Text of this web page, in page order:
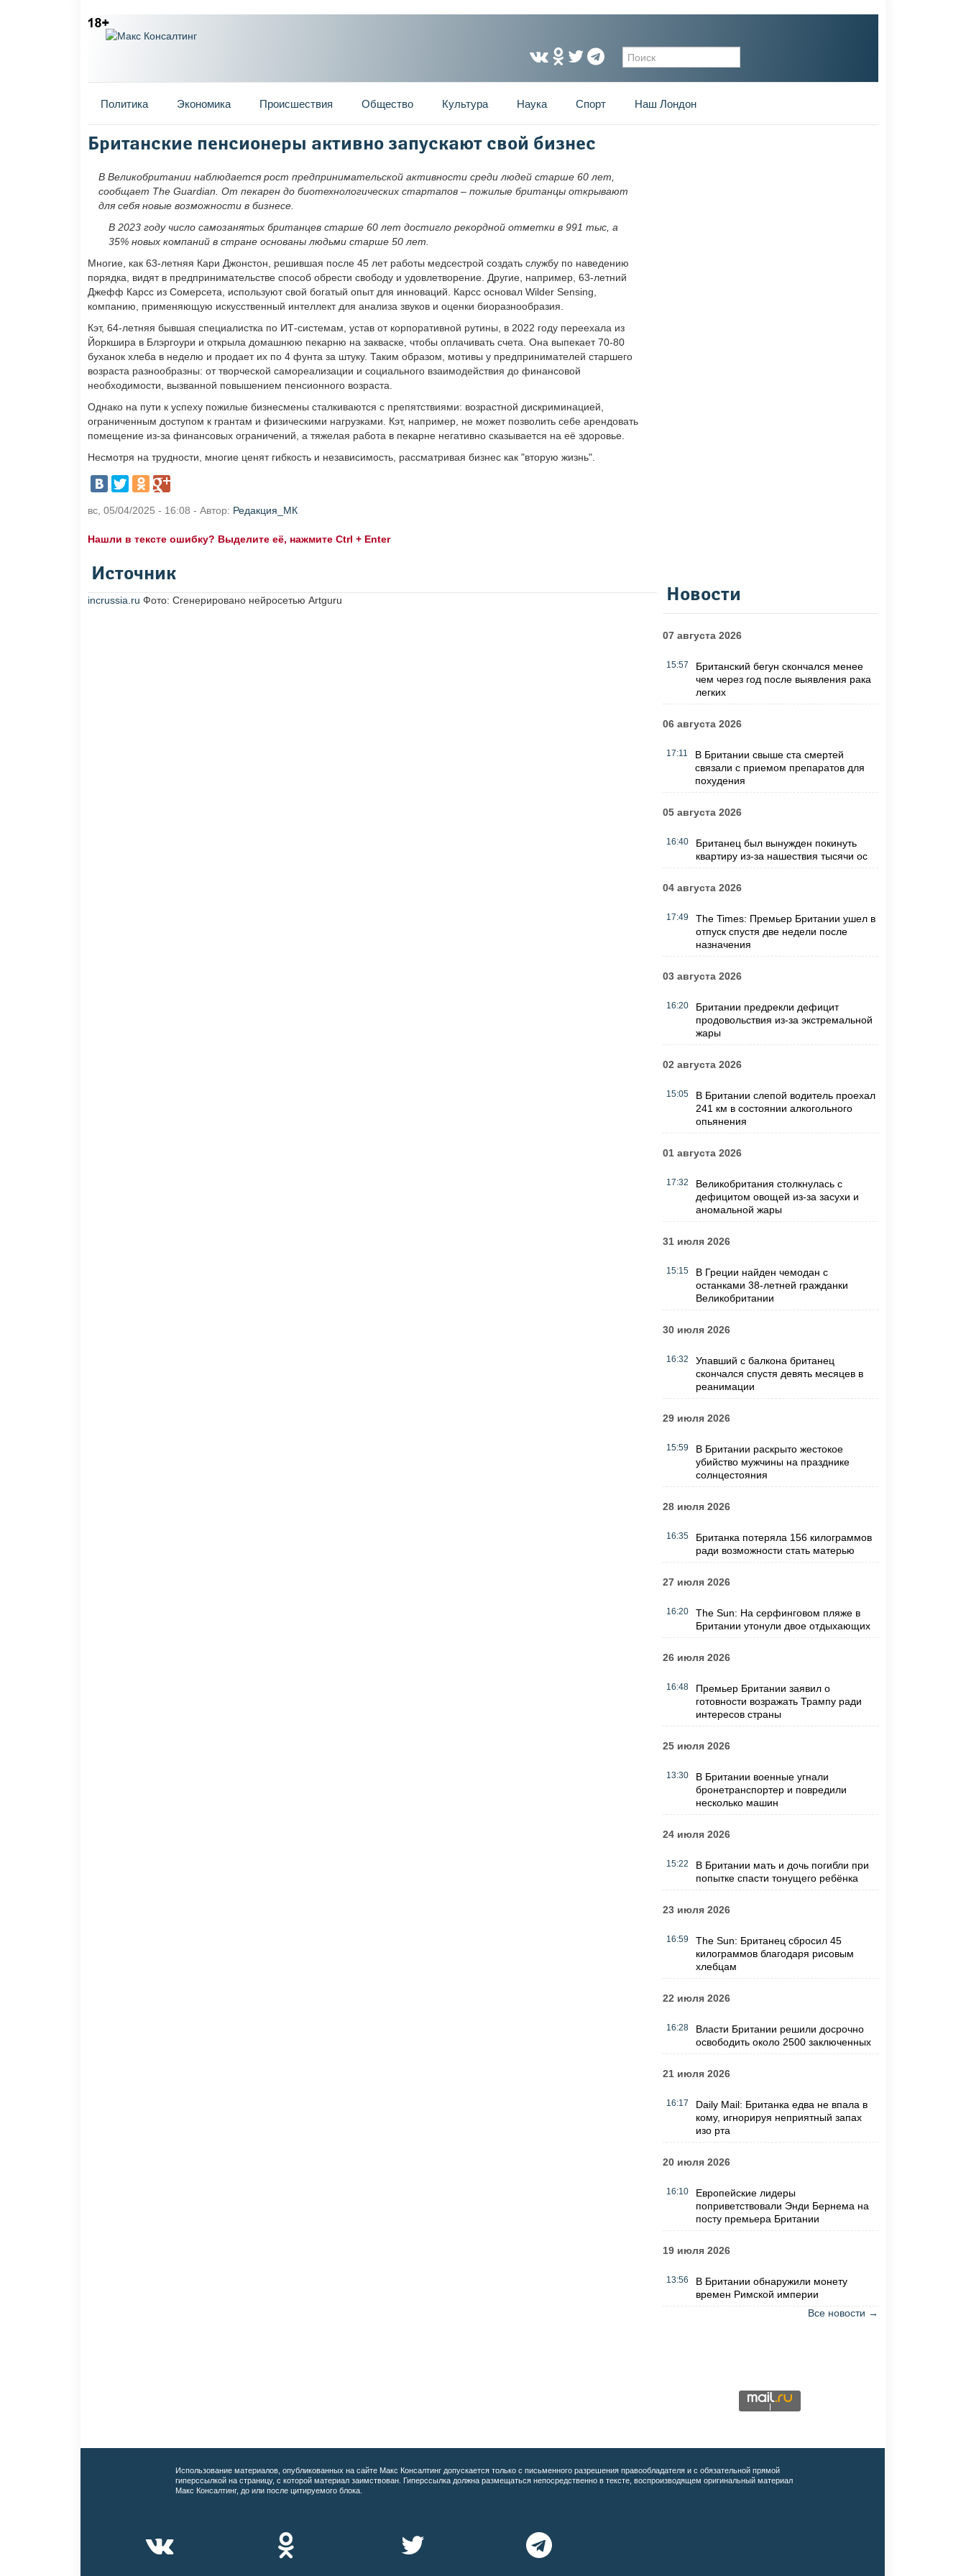
Форма поиска
Главное меню
Политика Экономика Происшествия Общество Культура Наука Спорт Наш Лондон
Вы здесь
Британские пенсионеры активно запускают свой бизнес
В Великобритании наблюдается рост предпринимательской активности среди людей старше 60 лет,
сообщает The Guardian. От пекарен до биотехнологических стартапов – пожилые британцы открывают
для себя новые возможности в бизнесе.
В 2023 году число самозанятых британцев старше 60 лет достигло рекордной отметки в 991 тыс, а
35% новых компаний в стране основаны людьми старше 50 лет.
Многие, как 63-летняя Кари Джонстон, решившая после 45 лет работы медсестрой создать службу по наведению
порядка, видят в предпринимательстве способ обрести свободу и удовлетворение. Другие, например, 63-летний
Джефф Карсс из Сомерсета, используют свой богатый опыт для инноваций. Карсс основал Wilder Sensing,
компанию, применяющую искусственный интеллект для анализа звуков и оценки биоразнообразия.
Кэт, 64-летняя бывшая специалистка по ИТ-системам, устав от корпоративной рутины, в 2022 году переехала из
Йоркшира в Блэргоури и открыла домашнюю пекарню на закваске, чтобы оплачивать счета. Она выпекает 70-80
буханок хлеба в неделю и продает их по 4 фунта за штуку. Таким образом, мотивы у предпринимателей старшего
возраста разнообразны: от творческой самореализации и социального взаимодействия до финансовой
необходимости, вызванной повышением пенсионного возраста.
Однако на пути к успеху пожилые бизнесмены сталкиваются с препятствиями: возрастной дискриминацией,
ограниченным доступом к грантам и физическими нагрузками. Кэт, например, не может позволить себе арендовать
помещение из-за финансовых ограничений, а тяжелая работа в пекарне негативно сказывается на её здоровье.
Несмотря на трудности, многие ценят гибкость и независимость, рассматривая бизнес как "вторую жизнь".
вс, 05/04/2025 - 16:08 - Автор: Редакция_МК
Нашли в тексте ошибку? Выделите её, нажмите Ctrl + Enter
Источник
incrussia.ru Фото: Сгенерировано нейросетью Artguru Новости
07 августа 2026
15:57
Британский бегун скончался менее
чем через год после выявления рака
легких
06 августа 2026
17:11
В Британии свыше ста смертей
связали с приемом препаратов для
похудения
05 августа 2026
16:40
Британец был вынужден покинуть
квартиру из-за нашествия тысячи ос
04 августа 2026
17:49
The Times: Премьер Британии ушел в
отпуск спустя две недели после
назначения
03 августа 2026
16:20
Британии предрекли дефицит
продовольствия из-за экстремальной
жары
02 августа 2026
15:05
В Британии слепой водитель проехал
241 км в состоянии алкогольного
опьянения
01 августа 2026
17:32
Великобритания столкнулась с
дефицитом овощей из-за засухи и
аномальной жары
31 июля 2026
15:15
В Греции найден чемодан с
останками 38-летней гражданки
Великобритании
30 июля 2026
16:32
Упавший с балкона британец
скончался спустя девять месяцев в
реанимации
29 июля 2026
15:59
В Британии раскрыто жестокое
убийство мужчины на празднике
солнцестояния
28 июля 2026
16:35
Британка потеряла 156 килограммов
ради возможности стать матерью
27 июля 2026
16:20
The Sun: На серфинговом пляже в
Британии утонули двое отдыхающих
26 июля 2026
16:48
Премьер Британии заявил о
готовности возражать Трампу ради
интересов страны
25 июля 2026
13:30
В Британии военные угнали
бронетранспортер и повредили
несколько машин
24 июля 2026
15:22
В Британии мать и дочь погибли при
попытке спасти тонущего ребёнка
23 июля 2026
16:59
The Sun: Британец сбросил 45
килограммов благодаря рисовым
хлебцам
22 июля 2026
16:28
Власти Британии решили досрочно
освободить около 2500 заключенных
21 июля 2026
16:17
Daily Mail: Британка едва не впала в
кому, игнорируя неприятный запах
изо рта
20 июля 2026
16:10
Европейские лидеры
поприветствовали Энди Бернема на
посту премьера Британии
19 июля 2026
13:56
В Британии обнаружили монету
времен Римской империи
Все новости →
Использование материалов, опубликованных на сайте Макс Консалтинг допускается только с письменного разрешения правообладателя и с обязательной прямой
гиперссылкой на страницу, с которой материал заимствован. Гиперссылка должна размещаться непосредственно в тексте, воспроизводящем оригинальный материал
Макс Консалтинг, до или после цитируемого блока.